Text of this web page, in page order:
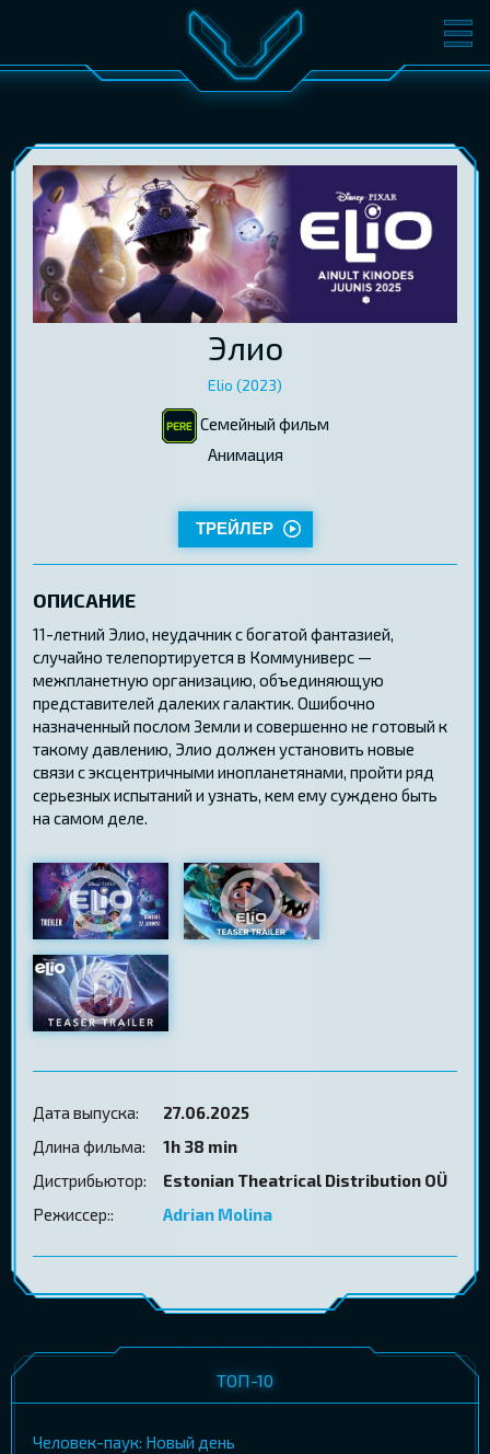
ФИЛЬМЫ БИЛЕТЫ
КОНФЕРЕНЦИИ КИНОКЛУБ-V
ПОДАРОЧНЫЕ КАРТЫ
Элио
Elio (2023)
Семейный фильм
Aнимация
ТРЕЙЛЕР
ОПИСАНИЕ
11-летний Элио, неудачник с богатой фантазией,
случайно телепортируется в Коммуниверс —
межпланетную организацию, объединяющую
представителей далеких галактик. Ошибочно
назначенный послом Земли и совершенно не готовый к
такому давлению, Элио должен установить новые
связи с эксцентричными инопланетянами, пройти ряд
серьезных испытаний и узнать, кем ему суждено быть
на самом деле.
Дата выпуска:
27.06.2025
Длина фильма:
1h 38 min
Дистрибьютор:
Estonian Theatrical Distribution OÜ
Режиссер::
Adrian Molina
ТОП-10
Человек-паук: Новый день